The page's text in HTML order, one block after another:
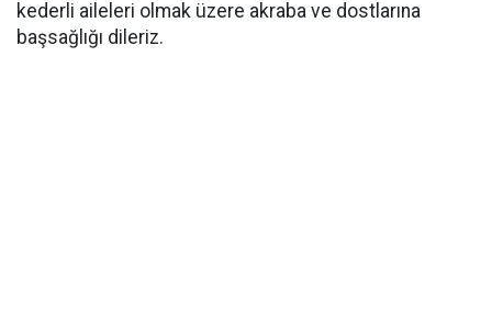
kederli aileleri olmak üzere akraba ve dostlarına
başsağlığı dileriz.